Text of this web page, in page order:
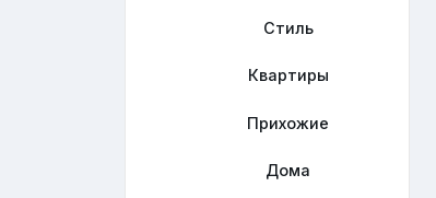
Стиль
Квартиры
Прихожие
Дома